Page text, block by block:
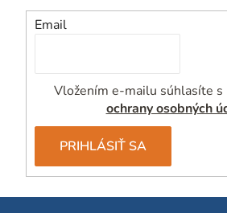
Email
Vložením e-mailu súhlasíte s
ochrany osobných
PRIHLÁSIŤ SA